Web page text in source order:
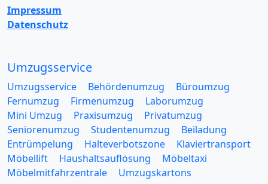
Impressum
Datenschutz
Umzugsservice
Umzugsservice Behördenumzug
Büroumzug
Fernumzug
Firmenumzug
Laborumzug
Mini Umzug
Praxisumzug
Privatumzug
Seniorenumzug
Studentenumzug
Beiladung
Entrümpelung
Halteverbotszone
Klaviertransport
Möbellift
Haushaltsauflösung
Möbeltaxi
Möbelmitfahrzentrale
Umzugskartons